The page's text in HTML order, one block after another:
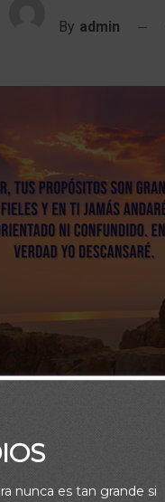
By admin
nunca es tan grande si